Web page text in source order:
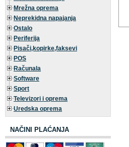
Mrežna oprema
Neprekidna napajanja
Ostalo
Periferija
Pisači,kopirke,faksevi
POS
Računala
Software
Sport
Televizori i oprema
Uredska oprema
NAČINI PLAĆANJA